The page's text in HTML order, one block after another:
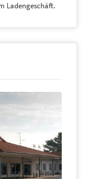
Ladengeschäft.